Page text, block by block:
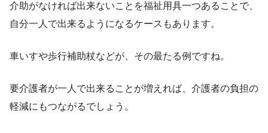
介助がなければ出来ないことを福祉用具一つあることで、
自分一人で出来るようになるケースもあります。
車いすや歩行補助杖などが、その最たる例ですね。
要介護者が一人で出来ることが増えれば、介護者の負担の
軽減にもつながるでしょう。